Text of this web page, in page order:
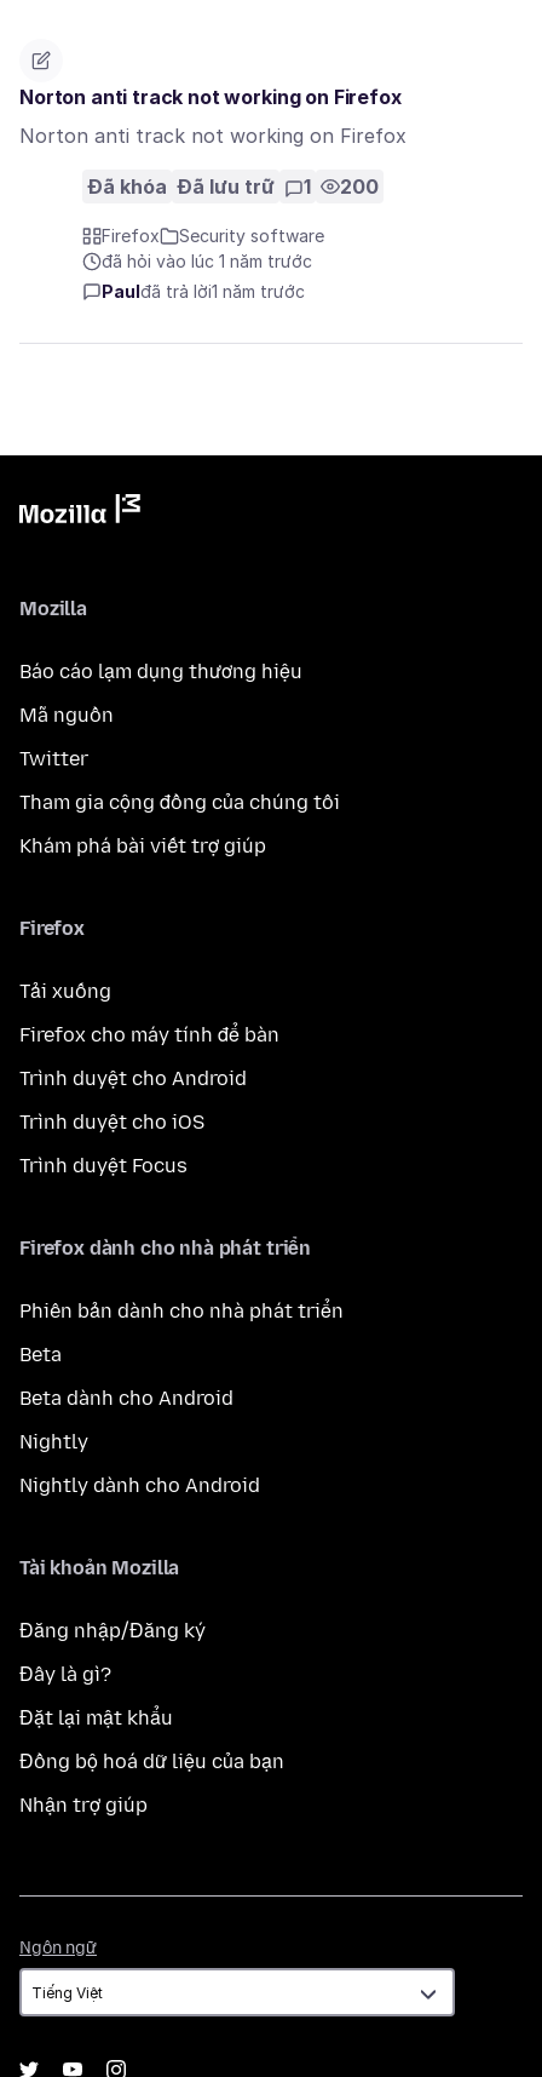
Norton anti track not working on Firefox
Norton anti track not working on Firefox
Đã khóa Đã lưu trữ 1 200
Firefox
Security software
đã hỏi vào lúc 1 năm trước
Paul đã trả lời1 năm trước
Mozilla
Báo cáo lạm dụng thương hiệu
Mã nguồn
Twitter
Tham gia cộng đồng của chúng tôi
Khám phá bài viết trợ giúp
Firefox
Tải xuống
Firefox cho máy tính để bàn
Trình duyệt cho Android
Trình duyệt cho iOS
Trình duyệt Focus
Firefox dành cho nhà phát triển
Phiên bản dành cho nhà phát triển
Beta
Beta dành cho Android
Nightly
Nightly dành cho Android
Tài khoản Mozilla
Đăng nhập/Đăng ký
Đây là gì?
Đặt lại mật khẩu
Đồng bộ hoá dữ liệu của bạn
Nhận trợ giúp
Ngôn ngữ
ngữ